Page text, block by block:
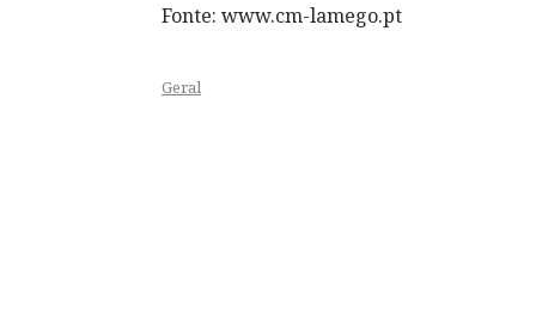
Fonte: www.cm-lamego.pt
Geral